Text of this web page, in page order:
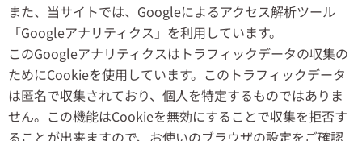
また、当サイトでは、Googleによるアクセス解析ツール
「Googleアナリティクス」を利用しています。
このGoogleアナリティクスはトラフィックデータの収集の
ためにCookieを使用しています。このトラフィックデータ
は匿名で収集されており、個人を特定するものではありま
せん。この機能はCookieを無効にすることで収集を拒否す
ることが出来ますので、お使いのブラウザの設定をご確認